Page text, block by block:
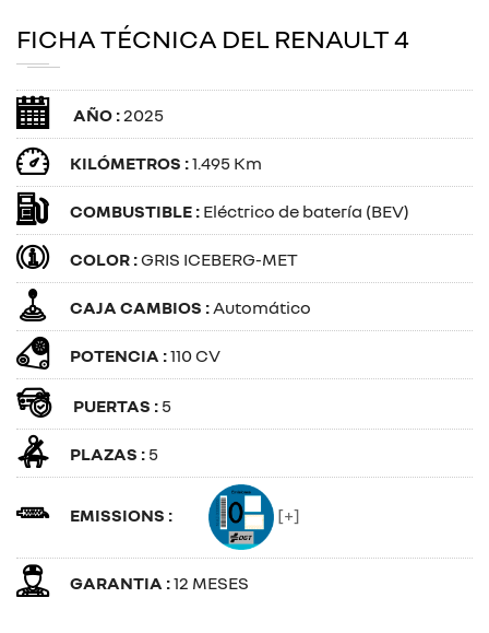
FICHA TÉCNICA DEL RENAULT 4
AÑO :2025
KILÓMETROS :1.495 Km
COMBUSTIBLE : Eléctrico de batería (BEV)
COLOR :GRIS ICEBERG-MET
CAJA CAMBIOS :Automático
POTENCIA :110 CV
PUERTAS : 5
PLAZAS : 5
EMISSIONS : [+]
GARANTIA :12 MESES